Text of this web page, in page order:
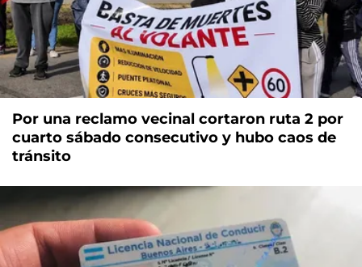
Por una reclamo vecinal cortaron ruta 2 por
cuarto sábado consecutivo y hubo caos de
tránsito